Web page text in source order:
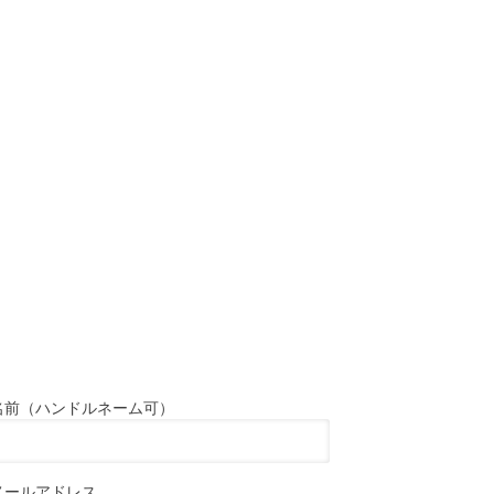
前（ハンドルネーム可）